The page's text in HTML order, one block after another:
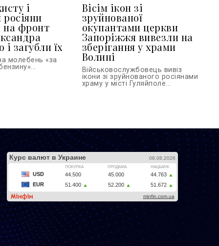
і
на фронт
і загубли їх
молебень «за
Вісім ікон зі
зруйнованої
окупантами церкви
Запоріжжя вивезли на
зберігання у храми
Волині
Військовослужбовець вивіз
ікони зі зруйнованого росіянами
храму у місті Гуляйполе...